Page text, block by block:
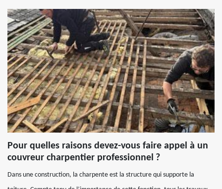
Pour quelles raisons devez-vous faire appel à un
couvreur charpentier professionnel ?
Dans une construction, la charpente est la structure qui supporte la